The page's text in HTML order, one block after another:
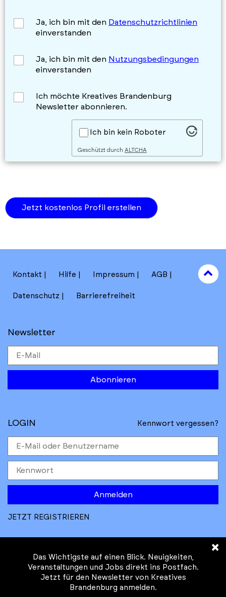
Ja, ich bin mit den Datenschutzrichtlinien
einverstanden
Ja, ich bin mit den Nutzungsbedingungen
einverstanden
Ich möchte Kreatives Brandenburg
Newsletter abonnieren.
Ich bin kein Roboter
Geschützt durch ALTCHA
Kontakt Hilfe Impressum AGB
Datenschutz Barrierefreiheit
Newsletter
Abonnieren
to
top
LOGIN Kennwort vergessen?
Anmelden
JETZT REGISTRIEREN
© Kreatives Brandenburg im Auftrag des
Ministeriums für
×
Das Wichtigste auf einen Blick. Neuigkeiten,
Veranstaltungen und Jobs direkt ins Postfach.
Jetzt für den Newsletter von Kreatives
Brandenburg anmelden.